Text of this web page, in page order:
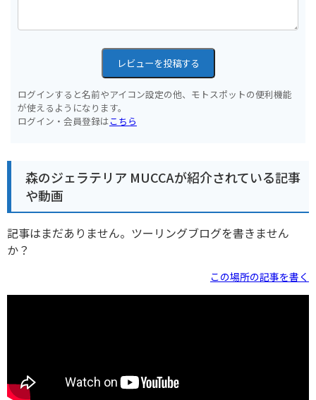
レビューを投稿する
ログインすると名前やアイコン設定の他、モトスポットの便利機能
が使えるようになります。
ログイン・会員登録はこちら
森のジェラテリア MUCCAが紹介されている記事
や動画
記事はまだありません。ツーリングブログを書きません
か？
この場所の記事を書く